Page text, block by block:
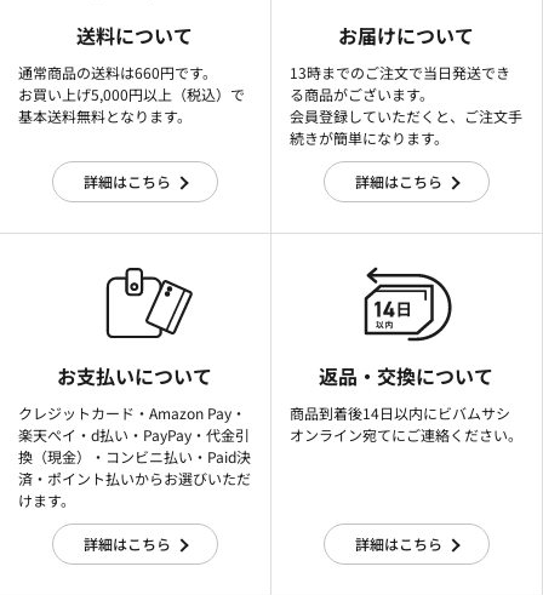
送料について
通常商品の送料は660円です。
お買い上げ5,000円以上（税込）で
基本送料無料となります。
詳細はこちら
お届けについて
13時までのご注文で当日発送でき
る商品がございます。
会員登録していただくと、ご注文手
続きが簡単になります。
詳細はこちら
お支払いについて
クレジットカード・Amazon Pay・
楽天ぺイ・d払い・PayPay・代金引
換（現金）・コンビニ払い・Paid決
済・ポイント払いからお選びいただ
けます。
詳細はこちら
返品・交換について
商品到着後14日以内にビバムサシ
オンライン宛てにご連絡ください。
詳細はこちら